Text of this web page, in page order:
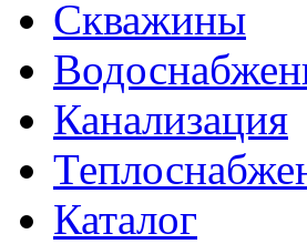
Скважины
Канализация
Каталог